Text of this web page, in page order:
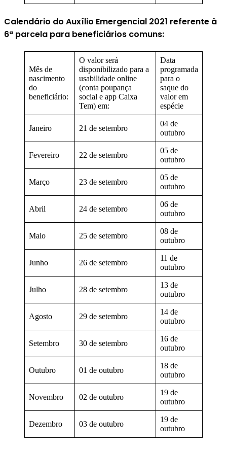
Calendário do Auxílio Emergencial 2021 referente à
6ª parcela para beneficiários comuns:
Mês de
nascimento
do
beneficiário:
O valor será
disponibilizado para a
usabilidade online
(conta poupança
social e app Caixa
Tem) em:
Data
programada
para o
saque do
valor em
espécie
Janeiro 21 de setembro
04 de
outubro
Fevereiro 22 de setembro
05 de
outubro
Março 23 de setembro
05 de
outubro
Abril 24 de setembro
06 de
outubro
Maio 25 de setembro
08 de
outubro
Junho 26 de setembro
11 de
outubro
Julho 28 de setembro
13 de
outubro
Agosto 29 de setembro
14 de
outubro
Setembro 30 de setembro
16 de
outubro
Outubro 01 de outubro
18 de
outubro
Novembro 02 de outubro
19 de
outubro
Dezembro 03 de outubro
19 de
outubro